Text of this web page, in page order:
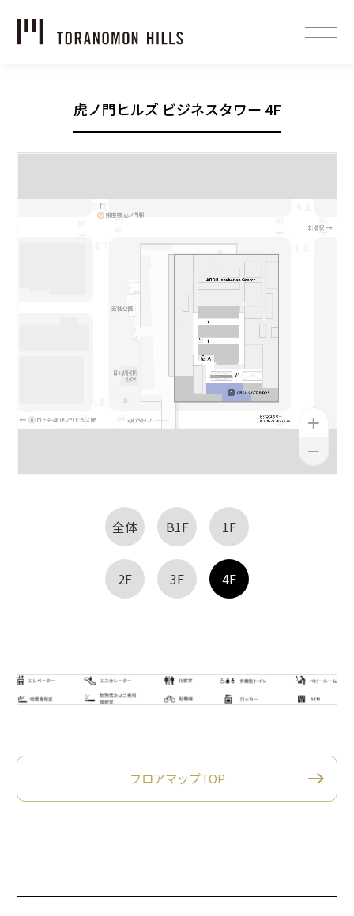
虎ノ門ヒルズ ビジネスタワー 4F
全体 B1F 1F
2F 3F 4F
フロアマップTOP